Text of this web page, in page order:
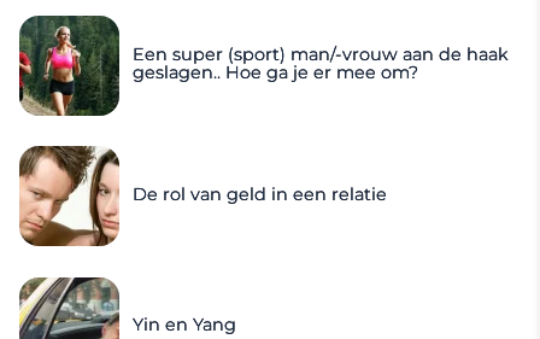
Een super (sport) man/-vrouw aan de haak
geslagen.. Hoe ga je er mee om?
De rol van geld in een relatie
Yin en Yang